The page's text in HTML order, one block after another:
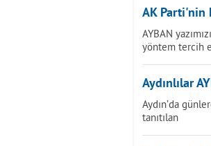
AK Parti'nin
AYBAN
yöntem tercih
Aydınlılar
Aydın’da
tanıtılan